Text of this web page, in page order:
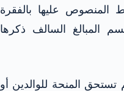
المنصوص عليها بالفقرة
المبالغ السالف ذكرها
المنحة للوالدين أو